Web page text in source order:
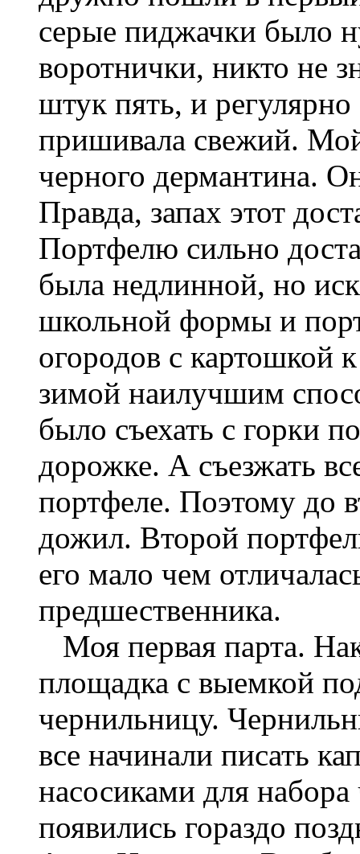
серые пиджачки было
воротнички, никто не
штук пять, и
пришивала свежий.
черного дермантина.
Правда, запах этот
Портфелю сильно
была недлинной, но
школьной формы и
огородов с картошкой
зимой наилучшим
было съехать с горки
дорожке. А съезжать
портфеле. Поэтому до
дожил. Второй
его мало чем
предшественника.
Моя первая парта.
площадка с выемкой
чернильницу.
все начинали писать
насосиками для
появились гораздо